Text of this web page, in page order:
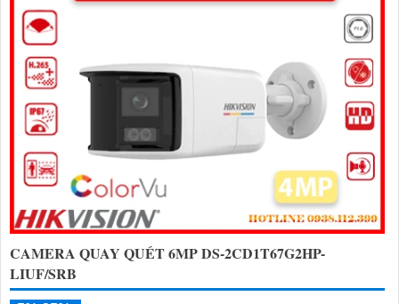
CAMERA QUAY QUÉT 6MP DS-2CD1T67G2HP-
LIUF/SRB